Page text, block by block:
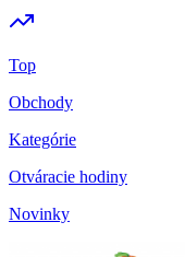
Top
Obchody
Kategórie
Otváracie hodiny
Novinky